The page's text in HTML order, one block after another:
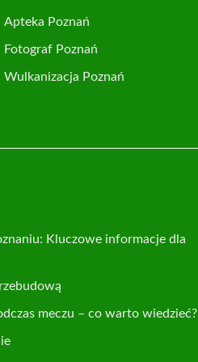
Apteka Poznań
Fotograf Poznań
Wulkanizacja Poznań
Kluczowe informacje dla
meczu – co warto wiedzieć?